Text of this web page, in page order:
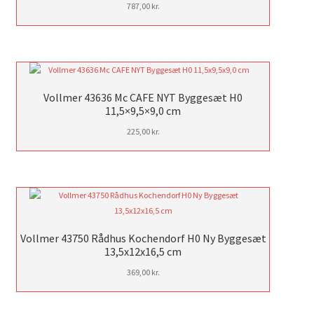
787,00 kr.
Vollmer 43636 Mc CAFE NYT Byggesæt H0
11,5×9,5×9,0 cm
225,00 kr.
Vollmer 43750 Rådhus Kochendorf H0 Ny Byggesæt
13,5x12x16,5 cm
369,00 kr.